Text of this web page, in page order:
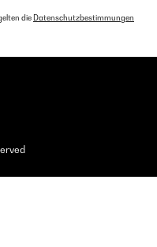
die Datenschutzbestimmungen